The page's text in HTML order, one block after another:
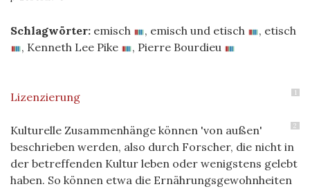
Schlagwörter: emisch , emisch und etisch , etisch
, Kenneth Lee Pike , Pierre Bourdieu
1
Lizenzierung
2
Kulturelle Zusammenhänge können 'von außen'
beschrieben werden, also durch Forscher, die nicht in
der betreffenden Kultur leben oder wenigstens gelebt
haben. So können etwa die Ernährungsgewohnheiten